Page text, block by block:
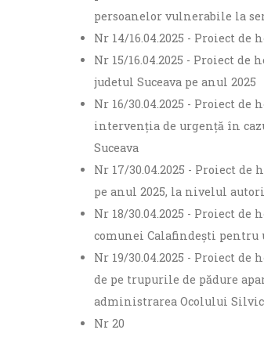
persoanelor vulnerabile la
Nr 14/16.04.2025 - Proiect
Nr 15/16.04.2025 - Proiect
judetul Suceava pe anul 2025
Nr 16/30.04.2025 - Proiect
intervenția de urgență în
Suceava
Nr 17/30.04.2025 - Proiect
pe anul 2025, la nivelul
Nr 18/30.04.2025 - Proiect
comunei Calafindești pentru
Nr 19/30.04.2025 - Proiect
de pe trupurile de pădure
administrarea Ocolului
Nr 20